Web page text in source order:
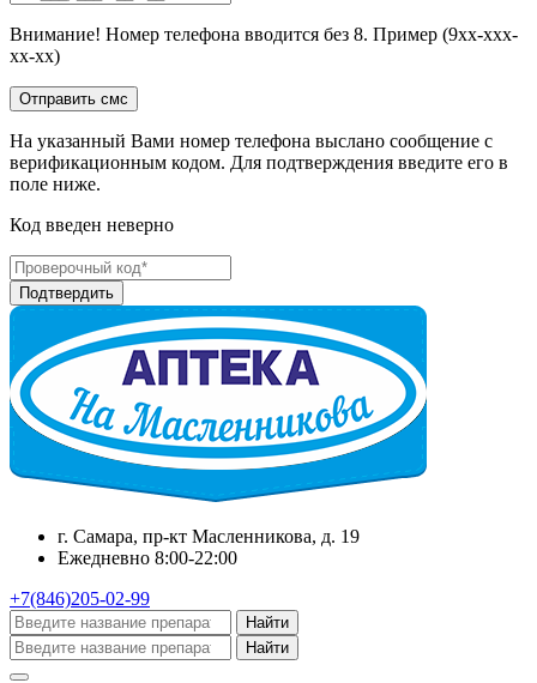
Внимание! Номер телефона вводится без 8. Пример (9хх-ххх-
хх-хх)
На указанный Вами номер телефона выслано сообщение с
верификационным кодом. Для подтверждения введите его в
поле ниже.
Код введен неверно
г. Самара, пр-кт Масленникова, д. 19
Ежедневно 8:00-22:00
+7(846)205-02-99
Найти
Найти